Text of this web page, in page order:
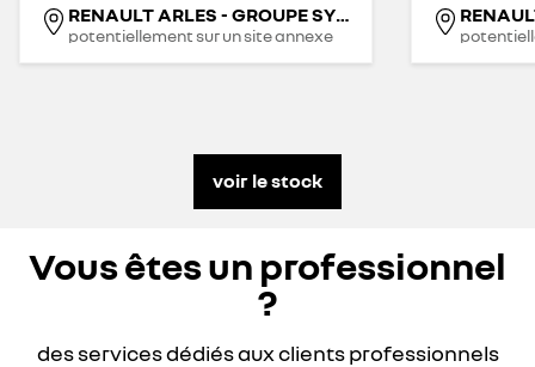
RENAULT ARLES - GROUPE SYNETHIS
potentiellement sur un site annexe
voir le stock
Vous êtes un professionnel
?
des services dédiés aux clients professionnels